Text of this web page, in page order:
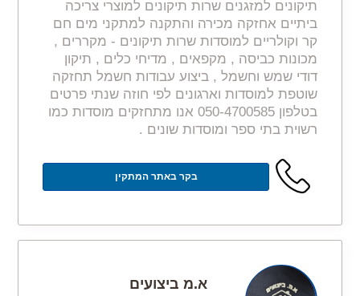
תיקונים למזגנים שרות תיקונים למוצרי צריכה
ביתיים אחזקה מכירה והתקנה למתקני מים חם
קר וקולריים למוסדות שרות תיקונים - מקררים ,
מכונות כביסה , מקפאים , מדיחי כלים , תיקון
דודי שמש וחשמל , ביצוע עבודות חשמל תחזקה
שוטפת למוסדות וארגונים לפי חוזה שנתי פרטים
בטלפון 050-4700585 אנו מתחזקים מוסדות כמו
רשוית בתי ספר ומוסדות שונים .
בקר באתר המתקין
א.מ ביצועים